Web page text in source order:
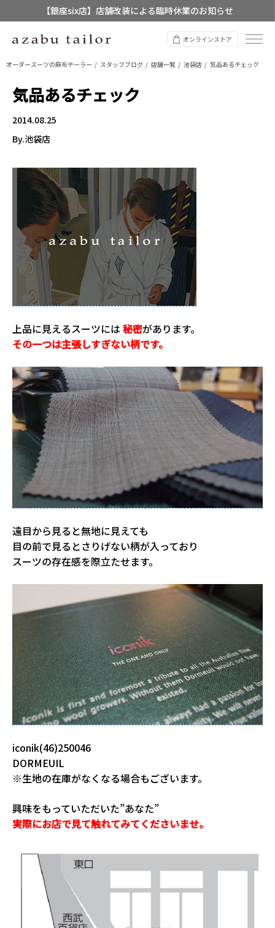
【銀座six店】店舗改装による臨時休業のお知らせ
【店舗限定】レディースオーダースーツ
オンラインストア
オーダースーツの麻布テーラー スタッフブログ 店舗一覧 池袋店 気品あるチェック
気品あるチェック
2014.08.25
By.池袋店
上品に見えるスーツには 秘密があります。
その一つは主張しすぎない柄です。
遠目から見ると無地に見えても
目の前で見るとさりげない柄が入っており
スーツの存在感を際立たせます。
iconik(46)250046
DORMEUIL
※生地の在庫がなくなる場合もございます。
興味をもっていただいた”あなた”
実際にお店で見て触れてみてくださいませ。